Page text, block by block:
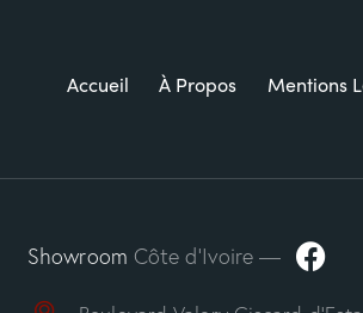
Accueil À Propos Mentions
Showroom Côte d’Ivoire —